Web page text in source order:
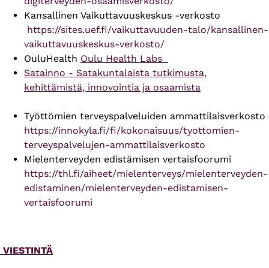
Kansallinen Vaikuttavuuskeskus -verkosto
https://sites.uef.fi/vaikuttavuuden-talo/kansallinen-
vaikuttavuuskeskus-verkosto/
OuluHealth Oulu Health Labs
Satainno - Satakuntalaista tutkimusta,
kehittämistä, innovointia ja osaamista
Työttömien terveyspalveluiden ammattilaisverkosto
https://innokyla.fi/fi/kokonaisuus/tyottomien-
terveyspalvelujen-ammattilaisverkosto
Mielenterveyden edistämisen vertaisfoorumi
https://thl.fi/aiheet/mielenterveys/mielenterveyden-
edistaminen/mielenterveyden-edistamisen-
vertaisfoorumi
VIESTINTÄ